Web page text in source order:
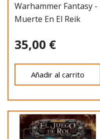
Warhammer Fantasy -
Muerte En El Reik
35,00 €
Añadir al carrito